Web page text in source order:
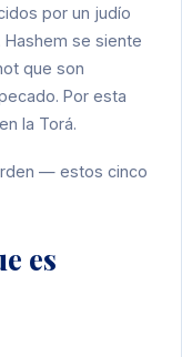
por un judío
se siente
que son
Por esta
la Torá.
— estos cinco
es